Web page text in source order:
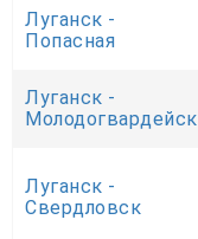
Луганск -
Попасная
Луганск -
Молодогвардейск
Луганск -
Свердловск